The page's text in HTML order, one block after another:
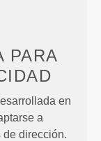
PARA
en
a
dirección.